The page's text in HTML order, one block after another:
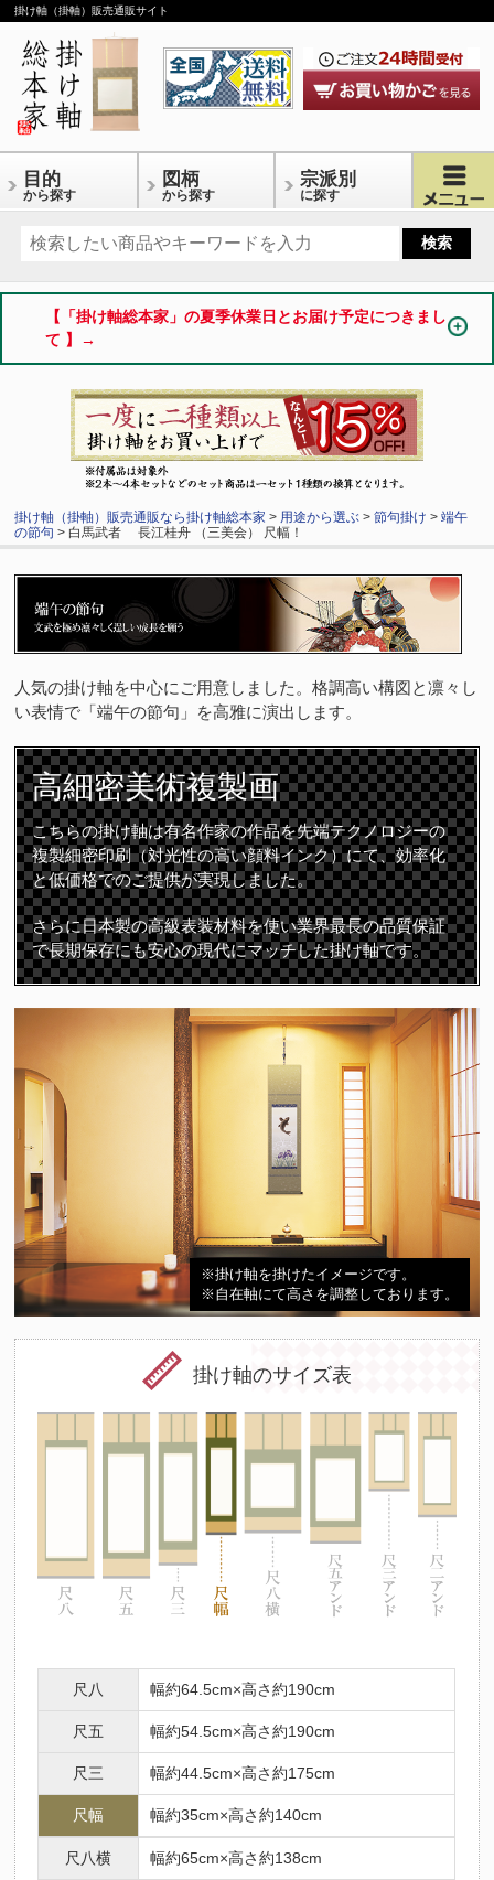
掛け軸（掛軸）販売通販サイト
目的
から探す
図柄
から探す
宗派別
に探す
【「掛け軸総本家」の夏季休業日とお届け予定につきまし
て 】→
掛け軸（掛軸）販売通販なら掛け軸総本家 > 用途から選ぶ >節句掛け >端午
の節句 > 白馬武者 長江桂舟 （三美会） 尺幅！
人気の掛け軸を中心にご用意しました。格調高い構図と凛々し
い表情で「端午の節句」を高雅に演出します。
高細密美術複製画
こちらの掛け軸は有名作家の作品を先端テクノロジーの
複製細密印刷（対光性の高い顔料インク）にて、効率化
と低価格でのご提供が実現しました。
さらに日本製の高級表装材料を使い業界最長の品質保証
で長期保存にも安心の現代にマッチした掛け軸です。
※掛け軸を掛けたイメージです。
※自在軸にて高さを調整しております。
掛け軸のサイズ表
尺八 幅約64.5cm×高さ約190cm
尺五 幅約54.5cm×高さ約190cm
尺三 幅約44.5cm×高さ約175cm
尺幅 幅約35cm×高さ約140cm
尺八横 幅約65cm×高さ約138cm